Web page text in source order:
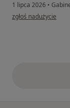
1 lipca 2026 •
w opinii użytkownika
zgłoś nadużycie